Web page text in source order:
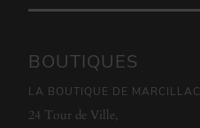
BOUTIQUES
LA BOUTIQUE DE MARCILLAC
24 Tour de Ville,